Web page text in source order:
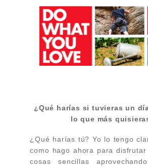
¿Qué harías si tuvieras un
lo que más
¿Qué harías tú? Yo lo tengo
como hago ahora para
cosas sencillas